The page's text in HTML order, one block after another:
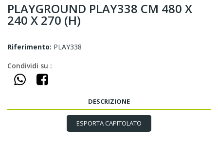
PLAYGROUND PLAY338 CM 480 X
240 X 270 (H)
Riferimento: PLAY338
Condividi su :
DESCRIZIONE
ESPORTA CAPITOLATO